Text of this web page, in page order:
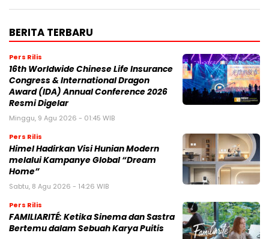
BERITA TERBARU
Pers Rilis
16th Worldwide Chinese Life Insurance
Congress & International Dragon
Award (IDA) Annual Conference 2026
Resmi Digelar
Minggu, 9 Agu 2026 - 01:45 WIB
Pers Rilis
Himel Hadirkan Visi Hunian Modern
melalui Kampanye Global “Dream
Home”
Sabtu, 8 Agu 2026 - 14:26 WIB
Pers Rilis
FAMILIARITÉ: Ketika Sinema dan Sastra
Bertemu dalam Sebuah Karya Puitis